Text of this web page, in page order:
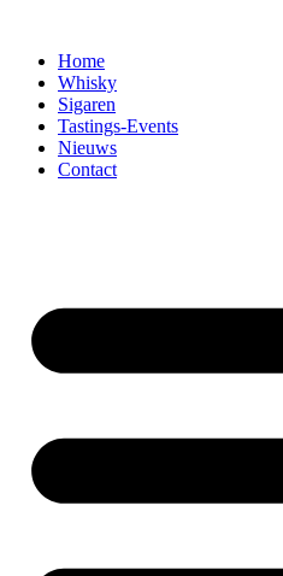
Home
Whisky
Sigaren
Tastings-Events
Nieuws
Contact